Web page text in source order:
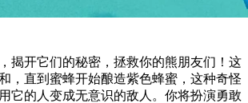
揭开它们的秘密，拯救你的熊朋友们！这
，直到蜜蜂开始酿造紫色蜂蜜，这种奇怪
它的人变成无意识的敌人。你将扮演勇敢